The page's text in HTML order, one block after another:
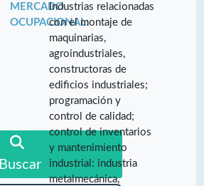
Buscar
MERCADO
OCUPACIONAL:
Industrias relacionadas
con el montaje de
maquinarias,
agroindustriales,
constructoras de
edificios industriales;
programación y
control de calidad;
control de inventarios
y mantenimiento
industrial: industria
metalmecánica,